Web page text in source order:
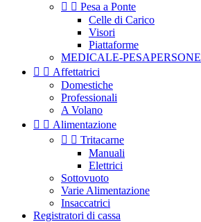
  Pesa a Ponte
Celle di Carico
Visori
Piattaforme
MEDICALE-PESAPERSONE
  Affettatrici
Domestiche
Professionali
A Volano
  Alimentazione
  Tritacarne
Manuali
Elettrici
Sottovuoto
Varie Alimentazione
Insaccatrici
Registratori di cassa